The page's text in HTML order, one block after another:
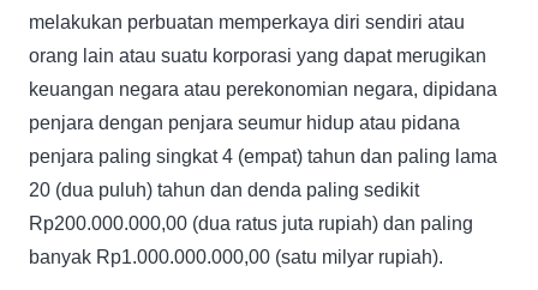
melakukan perbuatan memperkaya diri sendiri atau
orang lain atau suatu korporasi yang dapat merugikan
keuangan negara atau perekonomian negara, dipidana
penjara dengan penjara seumur hidup atau pidana
penjara paling singkat 4 (empat) tahun dan paling lama
20 (dua puluh) tahun dan denda paling sedikit
Rp200.000.000,00 (dua ratus juta rupiah) dan paling
banyak Rp1.000.000.000,00 (satu milyar rupiah).